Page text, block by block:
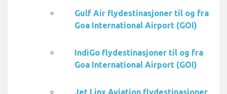
Gulf Air flydestinasjoner til og fra
Goa International Airport (GOI)
IndiGo flydestinasjoner til og fra
Goa International Airport (GOI)
Jet Linx Aviation flydestinasjoner